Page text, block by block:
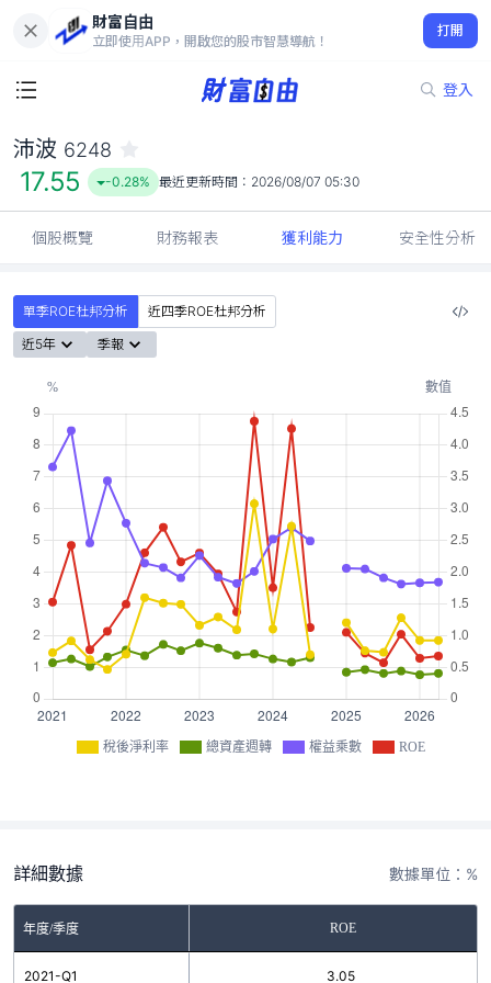
財富自由
立即使用APP，開啟您的股市智慧導航！
打開
登入
17.55
-0.28%
沛波 6248
17.55 -0.28% 最近更新時間： 2026/08/07 05:30
個股概覽 財務報表 獲利能力 安全性分析
單季ROE杜邦分析
近四季ROE杜邦分析
近5年
季報
稅後淨利率 總資產週轉 權益乘數 ROE
詳細數據 數據單位：%
年度/季度 ROE
2021-Q1 3.05